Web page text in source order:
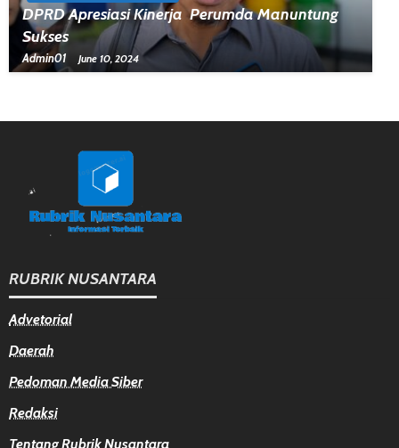
DPRD Apresiasi Kinerja Perumda Manuntung
Sukses
Admin01 June 10, 2024
RUBRIK NUSANTARA
Advetorial
Daerah
Pedoman Media Siber
Redaksi
Tentang Rubrik Nusantara